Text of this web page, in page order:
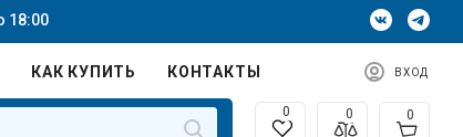
18:00
КАК КУПИТЬ КОНТАКТЫ ВХОД
0 0 0